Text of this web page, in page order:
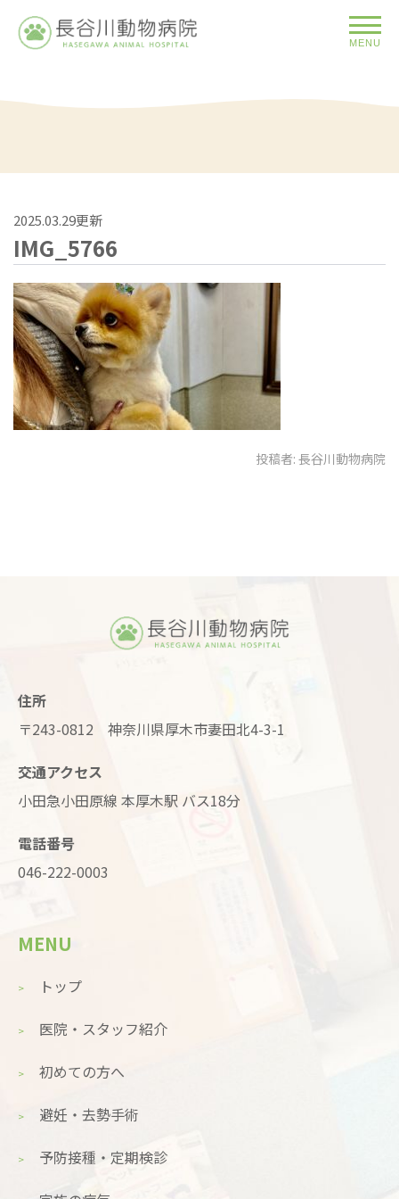
MENU
2025.03.29更新
IMG_5766
投稿者: 長谷川動物病院
住所
〒243-0812 神奈川県厚木市妻田北4-3-1
交通アクセス
小田急小田原線 本厚木駅 バス18分
電話番号
046-222-0003
MENU
トップ
医院・スタッフ紹介
初めての方へ
避妊・去勢手術
予防接種・定期検診